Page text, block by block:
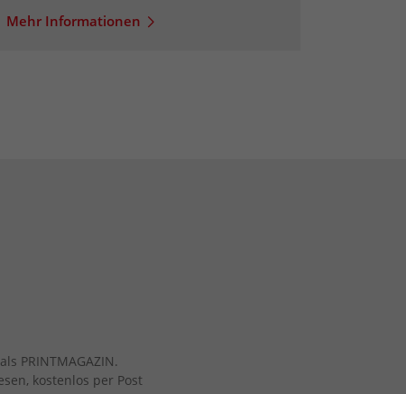
Mehr Informationen
PRINTMAGAZIN.
kostenlos per Post